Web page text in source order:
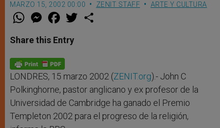
MARZO 15, 2002 00:00 ZENIT STAFF ARTE Y CULTURA
W
t
s
p
p
M
e
s
e
g
e
r
F
a
e
b
o
k
w
Share this Entry
LONDRES, 15 marzo 2002 (ZENIT.org).- John C
Polkinghorne, pastor anglicano y ex profesor de la
Universidad de Cambridge ha ganado el Premio
Templeton 2002 para el progreso de la religión,